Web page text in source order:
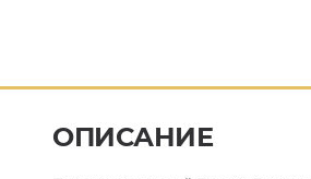
ОПИСАНИЕ